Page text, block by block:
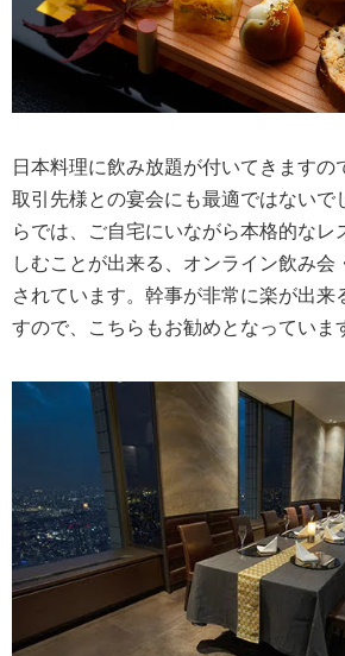
日本料理に飲み放題が付いてきますの
取引先様との宴会にも最適ではないで
らでは、ご自宅にいながら本格的なレ
しむことが出来る、オンライン飲み会
されています。幹事が非常に楽が出来
すので、こちらもお勧めとなっていま